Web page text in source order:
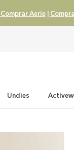
Comprar Aerie|
Undies